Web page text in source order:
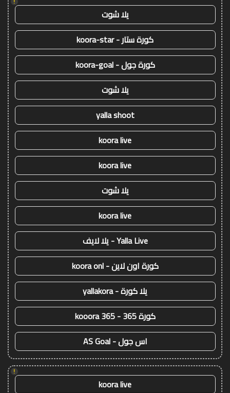
يلا شوت
كورة ستار - koora-star
كورة جول - koora-goal
يلا شوت
yalla shoot
koora live
koora live
يلا شوت
koora live
Yalla Live - يلا لايف
كورة اون لاين - koora onl
يلا كورة - yallakora
كورة 365 - kooora 365
اس جول - AS Goal
!
koora live